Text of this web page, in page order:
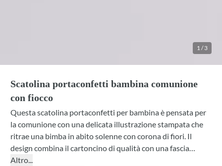
1/3
Scatolina portaconfetti bambina comunione
con fiocco
Questa scatolina portaconfetti per bambina è pensata per
la comunione con una delicata illustrazione stampata che
ritrae una bimba in abito solenne con corona di fiori. Il
design combina il cartoncino di qualità con una fascia
superiore a righe rosa e bianche, completato da un
Altro...